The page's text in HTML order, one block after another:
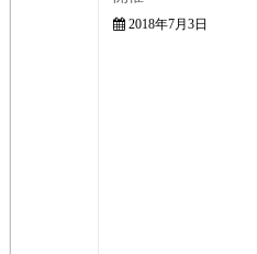
2018年7月3日